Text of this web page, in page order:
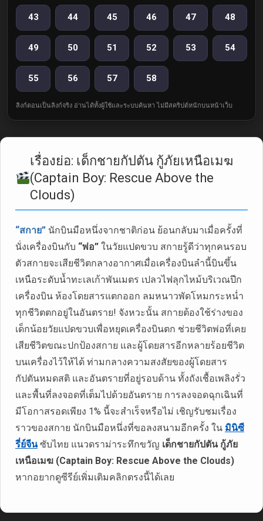
43 44 45 46 47 48
49 50 51 52 53 54
55 56 57 58
ลิงก์ตอนเป็นลิงก์จริง อ่านได้ทั้งผู้ใช้และระบบค้นหา ไม่มีสคริปต์หนักบนหน้าเว็บ
เรื่องย่อ: เด็กชายกัปตัน กู้ภัยเหนือเมฆ
(Captain Boy: Rescue Above the
Clouds)
“สกาย” นักบินมือหนึ่งจากชาติก่อน ย้อนกลับมาเมื่อครั้งที่
นั่งเครื่องบินกับ “พ่อ” ในวัยแปดขวบ สกายรู้ดีว่าทุกคนรอบ
ตัวสกายจะเสียชีวิตกลางอากาศเมื่อเครื่องบินลำนี้บินขึ้น
เหนือระดับน้ำทะเลเก้าพันเมตร เปลวไฟลุกไหม้บริเวณปีก
เครื่องบิน ห้องโดยสารแตกออก ลมหนาวพัดโหมกระหน่ำ
ทุกชีวิตตกอยู่ในอันตราย! จังหวะนั้น สกายต้องใช้ร่างของ
เด็กน้อยวัยแปดขวบเพื่อหยุดเครื่องบินตก ช่วยชีวิตพ่อที่เคย
เสียชีวิตขณะปกป้องสกาย และผู้โดยสารอีกหลายร้อยชีวิต
บนเครื่องไว้ให้ได้ ท่ามกลางความสงสัยของผู้โดยสาร
กัปตันหมดสติ และอันตรายที่อยู่รอบด้าน ทั้งถังเชื้อเพลิงรั่ว
และพื้นที่ลงจอดที่เต็มไปด้วยอันตราย การลงจอดฉุกเฉินที่
มีโอกาสรอดเพียง 1% นี้จะสำเร็จหรือไม่ เชิญรับชมเรื่อง
ราวของสกาย นักบินมือหนึ่งที่ขอลงสนามอีกครั้ง ใน มินิซี
รี่ย์จีนซับไทย แนวดราม่าระทึกขวัญ เด็กชายกัปตัน กู้ภัย
เหนือเมฆ (Captain Boy: Rescue Above the Clouds)
หากอยากดูซีรีย์เพิ่มเติมคลิกตรงนี้ได้เลย